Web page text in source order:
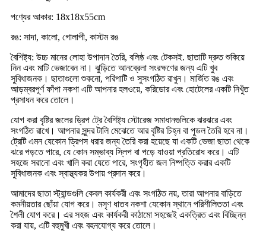
পণ্যের আকার: 18x18x55cm
রঙ: সাদা, কালো, গোলাপী, কাস্টম রঙ
বৈশিষ্ট্য: উচ্চ মানের লোহা উপাদান তৈরি, বলিষ্ঠ এবং টেকসই. ছাতাটি দ্রুত শুকিয়ে
নিন এবং মাটি ভেজাবেন না। ঝুড়িতে আনব্রেলা সংরক্ষণের জন্য এটি খুব
সুবিধাজনক। ছাতাগুলো শুকনো, পরিপাটি ও সুসংগঠিত রাখুন। মার্জিত রঙ এবং
আড়ম্বরপূর্ণ ফাঁপা নকশা এটি আপনার হলওয়ে, করিডোর এবং হোটেলের একটি নিখুঁত
প্রসাধন করে তোলে।
যোগ করা বৃষ্টির জলের ড্রিপ ট্রে বৈশিষ্ট্য স্টোরেজ সমাধানগুলিকে ঝরঝরে এবং
সংগঠিত রাখে। আপনার সুন্দর টালি মেঝেতে আর বৃষ্টির চিহ্ন বা পুডল তৈরি হবে না।
ট্রেটি এমন যেকোন ড্রিপস ধরার জন্য তৈরি করা হয়েছে যা একটি ভেজা ছাতা থেকে
ঝরে পড়তে পারে, যে কোন সম্ভাব্য স্লিপ বা পড়ে যাওয়া প্রতিরোধ করে। এটি
সহজে সরানো এবং খালি করা যেতে পারে, সংগৃহীত জল নিষ্পত্তি করার একটি
সুবিধাজনক এবং স্বাস্থ্যকর উপায় প্রদান করে।
আমাদের ছাতা স্ট্যান্ডগুলি কেবল কার্যকরী এবং সংগঠিত নয়, তারা আপনার বাড়িতে
কমনীয়তার ছোঁয়া যোগ করে। মসৃণ ধাতব নকশা যেকোন স্থানে পরিশীলিততা এবং
শৈলী যোগ করে। এর সহজ এবং কার্যকরী কাঠামো সহজেই একত্রিত এবং বিচ্ছিন্ন
করা যায়, এটি বহুমুখী এবং বহনযোগ্য করে তোলে।